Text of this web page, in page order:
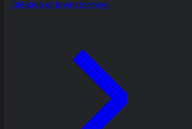
Idéation et brainstorming